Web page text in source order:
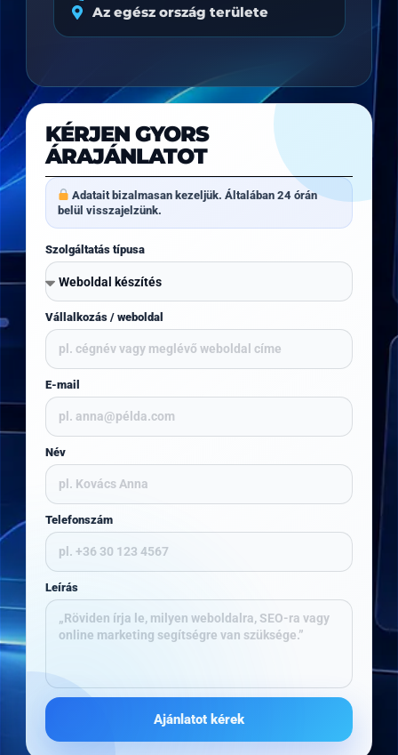
Az egész ország területe
KÉRJEN GYORS
ÁRAJÁNLATOT
Adatait bizalmasan kezeljük. Általában 24 órán
belül visszajelzünk.
Szolgáltatás típusa
Vállalkozás / weboldal
E-mail
Név
Telefonszám
Leírás
Ajánlatot kérek